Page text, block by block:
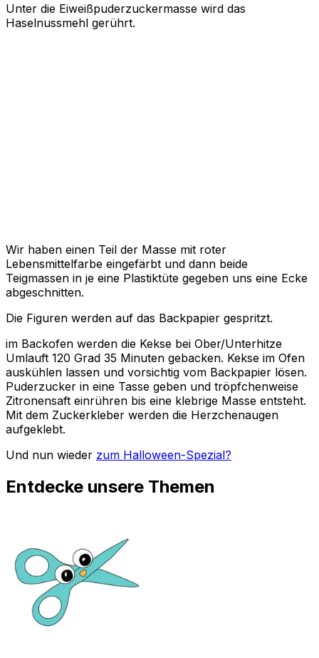
Unter die Eiweißpuderzuckermasse wird das
Haselnussmehl gerührt.
Wir haben einen Teil der Masse mit roter
Lebensmittelfarbe eingefärbt und dann beide
Teigmassen in je eine Plastiktüte gegeben uns eine Ecke
abgeschnitten.
Die Figuren werden auf das Backpapier gespritzt.
im Backofen werden die Kekse bei Ober/Unterhitze
Umlauft 120 Grad 35 Minuten gebacken. Kekse im Ofen
auskühlen lassen und vorsichtig vom Backpapier lösen.
Puderzucker in eine Tasse geben und tröpfchenweise
Zitronensaft einrühren bis eine klebrige Masse entsteht.
Mit dem Zuckerkleber werden die Herzchenaugen
aufgeklebt.
Und nun wieder zum Halloween-Spezial?
Entdecke unsere Themen